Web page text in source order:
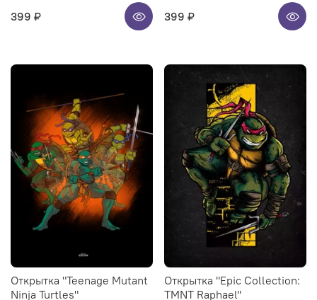
399 ₽
399 ₽
Открытка "Teenage Mutant
Ninja Turtles"
Открытка "Epic Collection:
TMNT Raphael"